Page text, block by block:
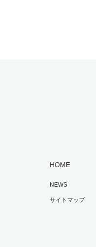
HOME
NEWS
サイトマップ